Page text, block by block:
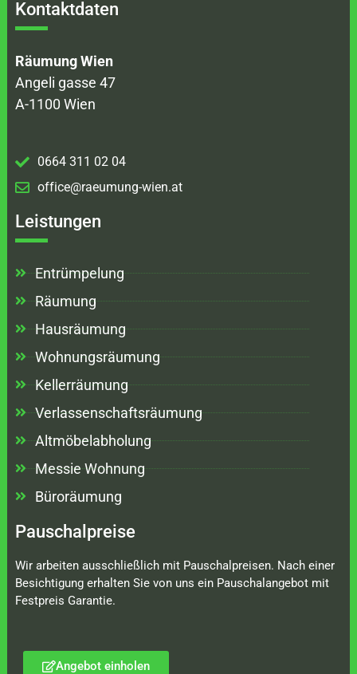
Kontaktdaten
Räumung Wien
Angeli gasse 47
A-1100 Wien
0664 311 02 04
office@raeumung-wien.at
Leistungen
Entrümpelung
Räumung
Hausräumung
Wohnungsräumung
Kellerräumung
Verlassenschaftsräumung
Altmöbelabholung
Messie Wohnung
Büroräumung
Pauschalpreise
Wir arbeiten ausschließlich mit Pauschalpreisen. Nach einer
Besichtigung erhalten Sie von uns ein Pauschalangebot mit
Festpreis Garantie.
Angebot einholen